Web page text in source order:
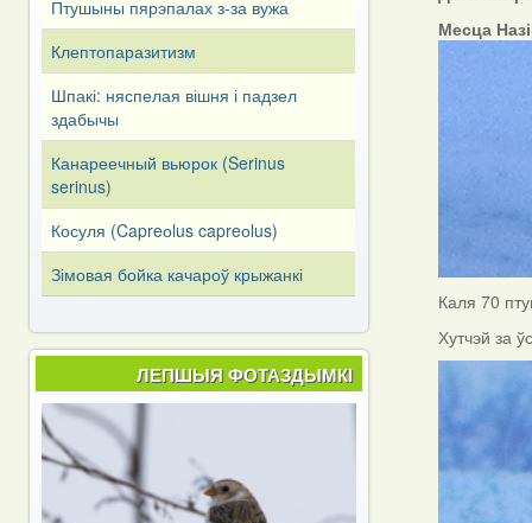
Месца
Каля 70
Хутчэй за
Птушыны пярэпалах з-за вужа
Клептопаразитизм
Шпакі: няспелая вішня і падзел
здабычы
Канареечный вьюрок (Serinus
serinus)
Косуля (Capreоlus capreоlus)
Зімовая бойка качароў крыжанкі
ЛЕПШЫЯ ФОТАЗДЫМКІ